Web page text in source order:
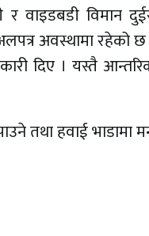
र वाइडबडी विमान
अवस्थामा
दिए । यस्तै
तथा हवाई